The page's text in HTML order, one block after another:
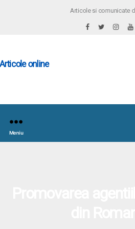
Articole si comunicate
Meniu